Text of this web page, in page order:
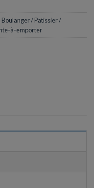
Boulanger / Patissier /
à-emporter